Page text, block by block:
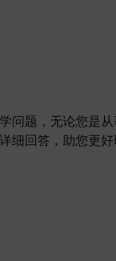
问题，无论您是
细回答，助您更好